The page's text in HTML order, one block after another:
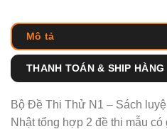
Mô tả
THANH TOÁN & SHIP HÀNG
Bộ Đề Thi Thử N1 – Sách
Nhật tổng hợp 2 đề thi mẫu